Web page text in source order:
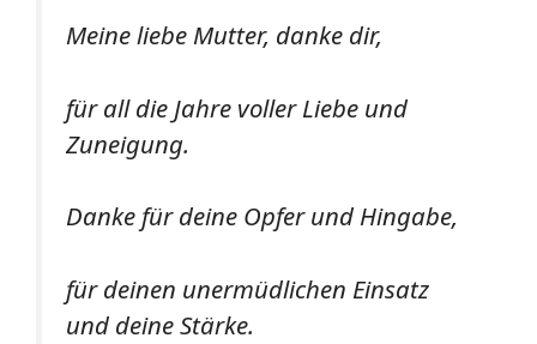
Meine liebe Mutter, danke dir,
für all die Jahre voller Liebe und
Zuneigung.
Danke für deine Opfer und Hingabe,
für deinen unermüdlichen Einsatz
und deine Stärke.